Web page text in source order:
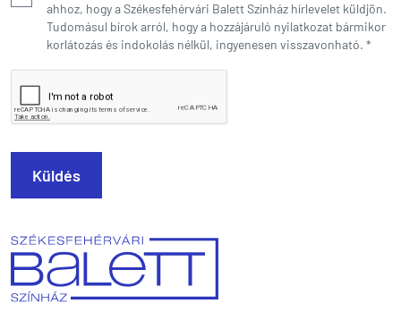
ahhoz, hogy a Székesfehérvári Balett Színház hírlevelet küldjön.
Tudomásul bírok arról, hogy a hozzájáruló nyilatkozat bármikor
korlátozás és indokolás nélkül, ingyenesen visszavonható. *
Küldés